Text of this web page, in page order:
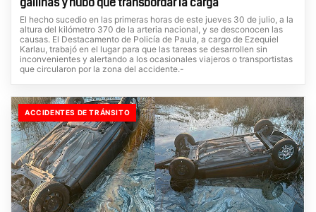
El hecho sucedio en las primeras horas de este jueves 30 de julio, a la
altura del kilómetro 370 de la arteria nacional, y se desconocen las
causas. El Destacamento de Policía de Paula, a cargo de Ezequiel
Karlau, trabajó en el lugar para que las tareas se desarrollen sin
inconvenientes y alertando a los ocasionales viajeros o transportistas
que circularon por la zona del accidente.-
ACCIDENTES DE TRÁNSITO